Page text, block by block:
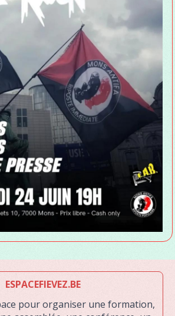
ESPACEFIEVEZ.BE
pour organiser une formation,